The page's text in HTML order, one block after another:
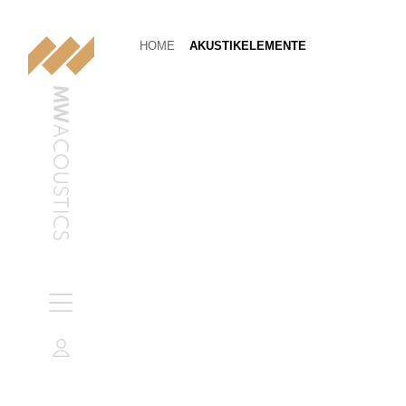
HOME AKUSTIKELEMENTE